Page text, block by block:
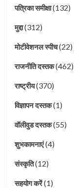
पत्रिका समीक्षा(132)
मुद्दा(312)
मोटीवेशनल स्पीच(22)
राजनीति दस्तक(462)
राष्ट्रीय(370)
विज्ञापन दस्तक(1)
वॉलीवुड दस्तक(55)
शुभकामनाएं(4)
संस्कृति(12)
सहयोग करें(1)